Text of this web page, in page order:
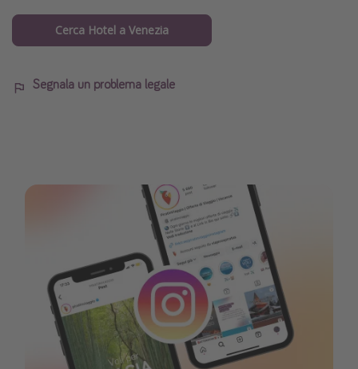
Cerca Hotel a Venezia
Segnala un problema legale